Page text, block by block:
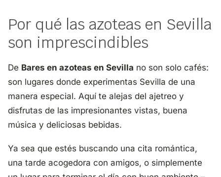
Por qué las azoteas en Sevilla
son imprescindibles
De Bares en azoteas en Sevilla no son solo cafés:
son lugares donde experimentas Sevilla de una
manera especial. Aquí te alejas del ajetreo y
disfrutas de las impresionantes vistas, buena
música y deliciosas bebidas.
Ya sea que estés buscando una cita romántica,
una tarde acogedora con amigos, o simplemente